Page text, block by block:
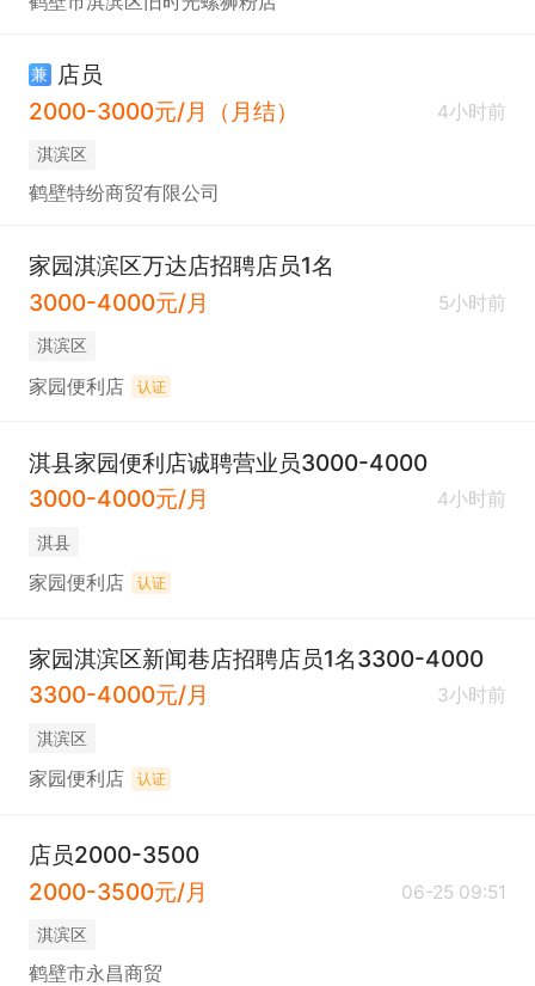
兼 店员
2000-3000元/月（月结）
4小时前
淇滨区
鹤壁特纷商贸有限公司
家园淇滨区万达店招聘店员1名
3000-4000元/月
5小时前
淇滨区
家园便利店 认证
淇县家园便利店诚聘营业员3000-4000
3000-4000元/月
4小时前
淇县
家园便利店 认证
家园淇滨区新闻巷店招聘店员1名3300-4000
3300-4000元/月
3小时前
淇滨区
家园便利店 认证
店员2000-3500
2000-3500元/月
06-25 09:51
淇滨区
鹤壁市永昌商贸